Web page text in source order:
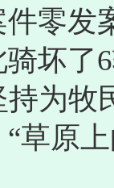
零发
坏了
为牧
草原